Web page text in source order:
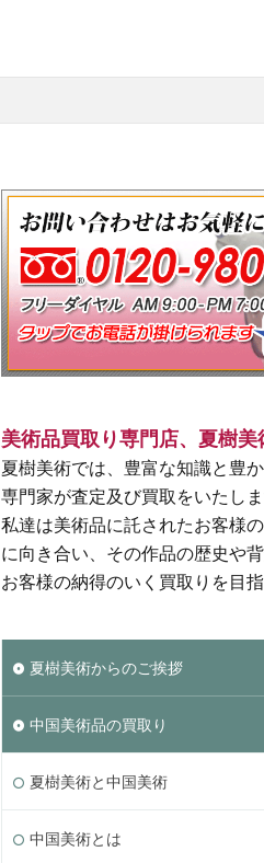
美術品買取り専門店、夏樹美
夏樹美術では、豊富な知識と豊
専門家が査定及び買取をいたしま
私達は美術品に託されたお客様
に向き合い、その作品の歴史や背
お客様の納得のいく買取りを目指
夏樹美術からのご挨拶
中国美術品の買取り
夏樹美術と中国美術
中国美術とは